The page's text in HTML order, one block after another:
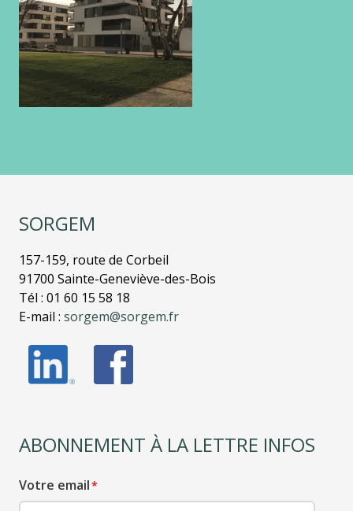
SORGEM
157-159, route de Corbeil
91700 Sainte-Geneviève-des-Bois
Tél : 01 60 15 58 18
E-mail : sorgem@sorgem.fr
ABONNEMENT À LA LETTRE INFOS
Votre email